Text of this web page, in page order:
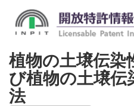
植物の土壌伝染
び植物の土壌伝
法